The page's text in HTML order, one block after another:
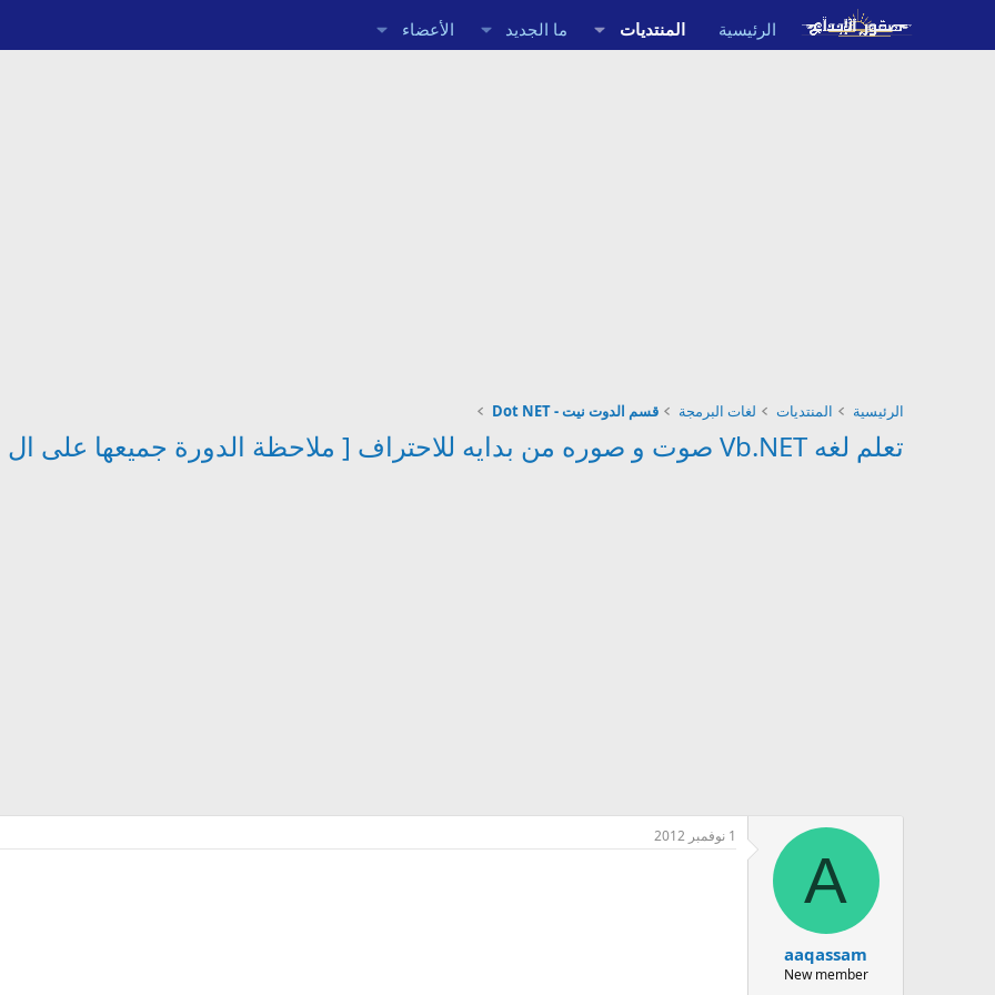
الرئيسية المنتديات ما الجديد الأعضاء
الرئيسية المنتديات لغات البرمجة قسم الدوت نيت - Dot NET
تعلم لغه Vb.NET صوت و صوره من بدايه للاحتراف [ ملاحظة الدورة جميعها على ال console ]
A
aaqassam
New member
1 نوفمبر 2012